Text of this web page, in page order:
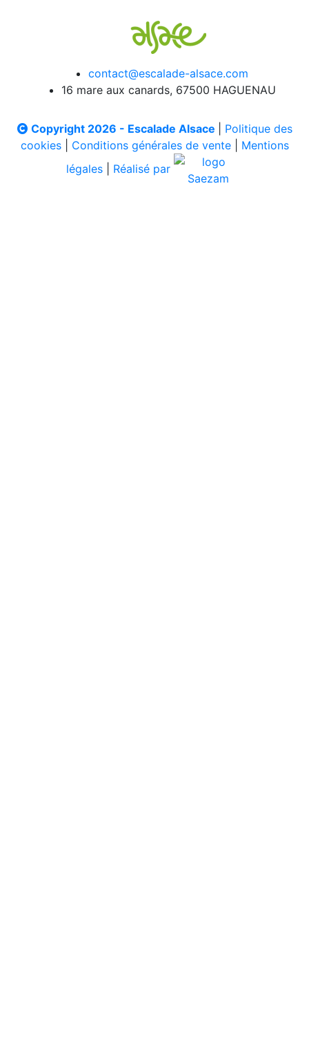
contact@escalade-alsace.com
16 mare aux canards, 67500 HAGUENAU
Copyright 2026 - Escalade Alsace
Politique des
cookies| Conditions générales de vente| Mentions
légales
Réalisé par